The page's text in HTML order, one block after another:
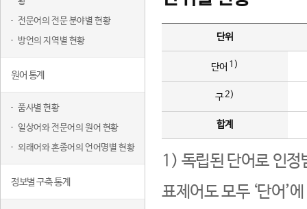
전문어의 전문 분야별 현황
방언의 지역별 현황
원어 통계
품사별 현황
일상어와 전문어의 원어 현황
외래어와 혼종어의 언어명별 현황
정보별 구축 통계
단위
단어 1)
구2)
합계
1) 독립된 단어로 인정
표제어도 모두 ‘단어’